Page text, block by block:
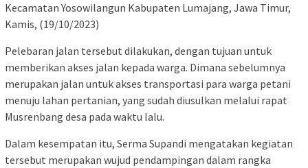
Kecamatan Yosowilangun Kabupaten Lumajang, Jawa Timur,
Kamis, (19/10/2023)
Pelebaran jalan tersebut dilakukan, dengan tujuan untuk
memberikan akses jalan kepada warga. Dimana sebelumnya
merupakan jalan untuk akses transportasi para warga petani
menuju lahan pertanian, yang sudah diusulkan melalui rapat
Musrenbang desa pada waktu lalu.
Dalam kesempatan itu, Serma Supandi mengatakan kegiatan
tersebut merupakan wujud pendampingan dalam rangka